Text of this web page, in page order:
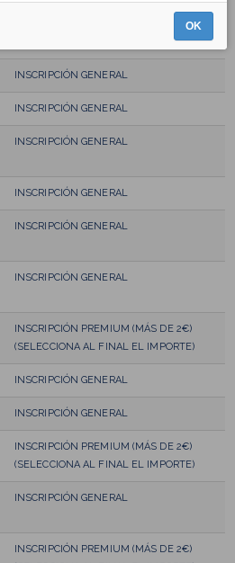
INSCRIPCIÓN PREMIUM (MÁS DE 2€)
(SELECCIONA AL FINAL EL IMPORTE)
INSCRIPCIÓN GENERAL
INSCRIPCIÓN GENERAL
INSCRIPCIÓN GENERAL
INSCRIPCIÓN GENERAL
INSCRIPCIÓN GENERAL
INSCRIPCIÓN GENERAL
INSCRIPCIÓN PREMIUM (MÁS DE 2€)
(SELECCIONA AL FINAL EL IMPORTE)
INSCRIPCIÓN GENERAL
INSCRIPCIÓN GENERAL
INSCRIPCIÓN PREMIUM (MÁS DE 2€)
(SELECCIONA AL FINAL EL IMPORTE)
INSCRIPCIÓN GENERAL
INSCRIPCIÓN PREMIUM (MÁS DE 2€)
OK